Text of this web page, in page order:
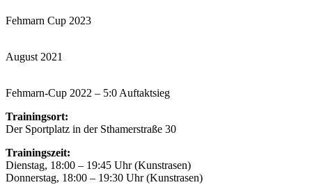
Fehmarn Cup 2023
August 2021
Fehmarn-Cup 2022 – 5:0 Auftaktsieg
Trainingsort:
Der Sportplatz in der Sthamerstraße 30
Trainingszeit:
Dienstag, 18:00 – 19:45 Uhr (Kunstrasen)
Donnerstag, 18:00 – 19:30 Uhr (Kunstrasen)